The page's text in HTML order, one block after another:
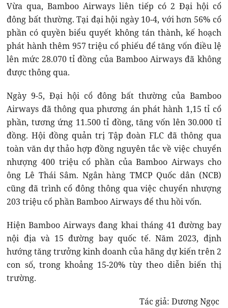
Vừa qua, Bamboo Airways liên tiếp có 2 Đại hội cổ
đông bất thường. Tại đại hội ngày 10-4, với hơn 56% cổ
phần có quyền biểu quyết không tán thành, kế hoạch
phát hành thêm 957 triệu cổ phiếu để tăng vốn điều lệ
lên mức 28.070 tỉ đồng của Bamboo Airways đã không
được thông qua.
Ngày 9-5, Đại hội cổ đông bất thường của Bamboo
Airways đã thông qua phương án phát hành 1,15 tỉ cổ
phần, tương ứng 11.500 tỉ đồng, tăng vốn lên 30.000 tỉ
đồng. Hội đồng quản trị Tập đoàn FLC đã thông qua
toàn văn dự thảo hợp đồng nguyên tắc về việc chuyển
nhượng 400 triệu cổ phần của Bamboo Airways cho
ông Lê Thái Sâm. Ngân hàng TMCP Quốc dân (NCB)
cũng đã trình cổ đông thông qua việc chuyển nhượng
203 triệu cổ phần Bamboo Airways để thu hồi vốn.
Hiện Bamboo Airways đang khai tháng 41 đường bay
nội địa và 15 đường bay quốc tế. Năm 2023, định
hướng tăng trưởng kinh doanh của hãng dự kiến trên 2
con số, trong khoảng 15-20% tùy theo diễn biến thị
trường.
Tác giả: Dương Ngọc